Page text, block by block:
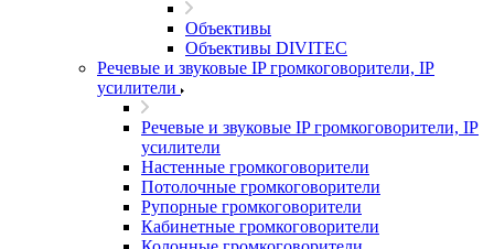
Объективы
Объективы DIVITEC
Речевые и звуковые IP громкоговорители, IP
усилители
Речевые и звуковые IP громкоговорители, IP
усилители
Настенные громкоговорители
Потолочные громкоговорители
Рупорные громкоговорители
Кабинетные громкоговорители